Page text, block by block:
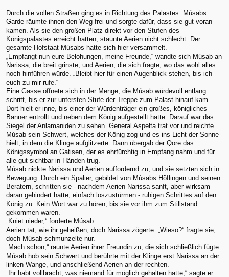
Durch die vollen Straßen ging es in Richtung des Palastes. Músabs
Garde räumte ihnen den Weg frei und sorgte dafür, dass sie gut voran
kamen. Als sie den großen Platz direkt vor den Stufen des
Königspalastes erreicht hatten, staunte Aerien nicht schlecht. Der
gesamte Hofstaat Músabs hatte sich hier versammelt.
„Empfangt nun eure Belohungen, meine Freunde,“ wandte sich Músab an
Narissa, die breit grinste, und Aerien, die sich fragte, wo das wohl alles
noch hinführen würde. „Bleibt hier für einen Augenblick stehen, bis ich
euch zu mir rufe.“
Eine Gasse öffnete sich in der Menge, die Músab würdevoll entlang
schritt, bis er zur untersten Stufe der Treppe zum Palast hinauf kam.
Dort hielt er inne, bis einer der Würdenträger ein großes, königliches
Banner entrollt und neben dem König aufgestellt hatte. Darauf war das
Siegel der Anlamaniden zu sehen. General Aspelta trat vor und reichte
Músab sein Schwert, welches der König zog und es ins Licht der Sonne
hielt, in dem die Klinge aufglitzerte. Dann übergab der Qore das
Königssymbol an Gatisen, der es ehrfürchtig in Empfang nahm und für
alle gut sichtbar in Händen trug.
Músab nickte Narissa und Aerien auffordernd zu, und sie setzten sich in
Bewegung. Durch ein Spalier, gebildet von Músabs Höflingen und seinen
Beratern, schritten sie - nachdem Aerien Narissa sanft, aber wirksam
daran gehindert hatte, einfach loszustürmen - ruhigen Schrittes auf den
König zu. Kein Wort war zu hören, bis sie vor ihm zum Stillstand
gekommen waren.
„Kniet nieder,“ forderte Músab.
Aerien tat, wie ihr geheißen, doch Narissa zögerte. „Wieso?“ fragte sie,
doch Músab schmunzelte nur.
„Mach schon,“ raunte Aerien ihrer Freundin zu, die sich schließlich fügte.
Músab hob sein Schwert und berührte mit der Klinge erst Narissa an der
linken Wange, und anschließend Aerien an der rechten.
„Ihr habt vollbracht, was niemand für möglich gehalten hatte,“ sagte er